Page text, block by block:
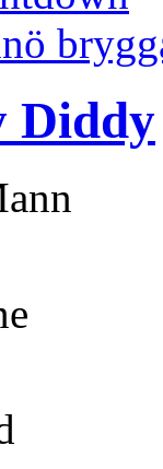
Diddy